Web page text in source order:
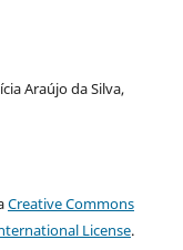
Araújo da Silva,
Creative Commons
License.